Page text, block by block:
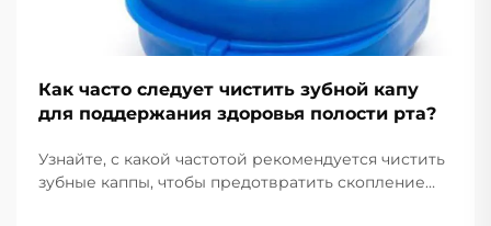
Как часто следует чистить зубной капу
для поддержания здоровья полости рта?
Узнайте, с какой частотой рекомендуется чистить
зубные каппы, чтобы предотвратить скопление